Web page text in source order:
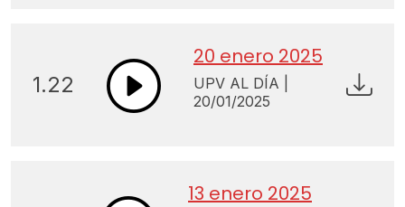
1.22
20 enero 2025
UPV AL DÍA |
20/01/2025
13 enero 2025